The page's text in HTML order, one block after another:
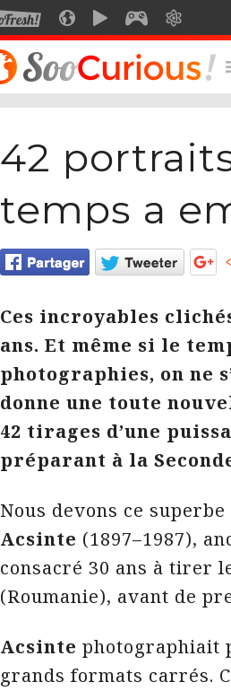
SOOFRESHSOOCURIOUSSOOMOTIONSOOGEEK
Culture
Voyage
Multimédia
Technologie
42
temps a
Ces incroyables
ans. Et même si le
photographies, on ne
donne une toute
42 tirages d’une
préparant à la
Nous devons ce
Acsinte (1897–1987),
consacré 30 ans à tirer
(Roumanie), avant de
Acsinte photographiait
grands formats carrés.